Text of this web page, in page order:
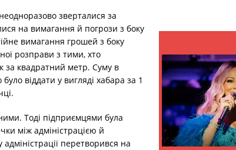
зверталися за
на вимагання й погрози з боку
вимагання грошей з боку
розправи з тими, хто
за квадратний метр. Суму в
віддати у вигляді хабара за 1
Тоді підприємцями була
між адміністрацією й
перетворився на